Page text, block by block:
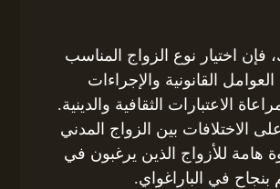
فإن اختيار نوع الزواج المناسب
القانونية والإجراءات
الاعتبارات الثقافية والدينية.
الاختلافات بين الزواج المدني
هامة للأزواج الذين يرغبون في
بنجاح في الباراغواي.